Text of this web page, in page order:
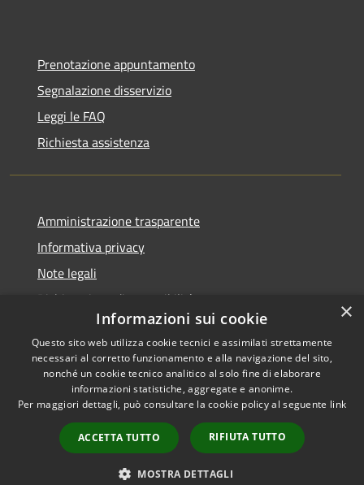
Prenotazione appuntamento
Segnalazione disservizio
Leggi le FAQ
Richiesta assistenza
Amministrazione trasparente
Informativa privacy
Note legali
Dichiarazione di accessibilità
Accessibilità
Mappa del sito
Copyright © 2025 •
Comune di Castelfranco
Piandiscò • Powered by
Municipium•
Accesso
redazione
×
Informazioni sui cookie
Questo sito web utilizza cookie tecnici e assimilati strettamente
necessari al corretto funzionamento e alla navigazione del sito,
nonché un cookie tecnico analitico al solo fine di elaborare
informazioni statistiche, aggregate e anonime.
Per maggiori dettagli, può consultare la cookie policy al seguente link
ACCETTA TUTTO RIFIUTA TUTTO
MOSTRA DETTAGLI